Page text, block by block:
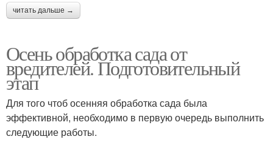
читать дальше →
Осень обработка сада от
вредителей. Подготовительный
этап
Для того чтоб осенняя обработка сада была
эффективной, необходимо в первую очередь выполнить
следующие работы.